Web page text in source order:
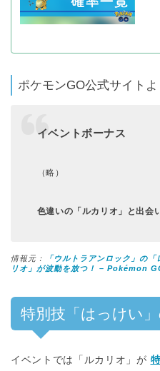
ポケモンGO公式サイト
イベントボーナス
（略）
色違いの「ルカリオ」と出会
情報元：
「ウルトラアンロック」の
リオ」が波動を放つ！ – Pokémon
特別技「はっけい
イベントでは「ルカリオ」が